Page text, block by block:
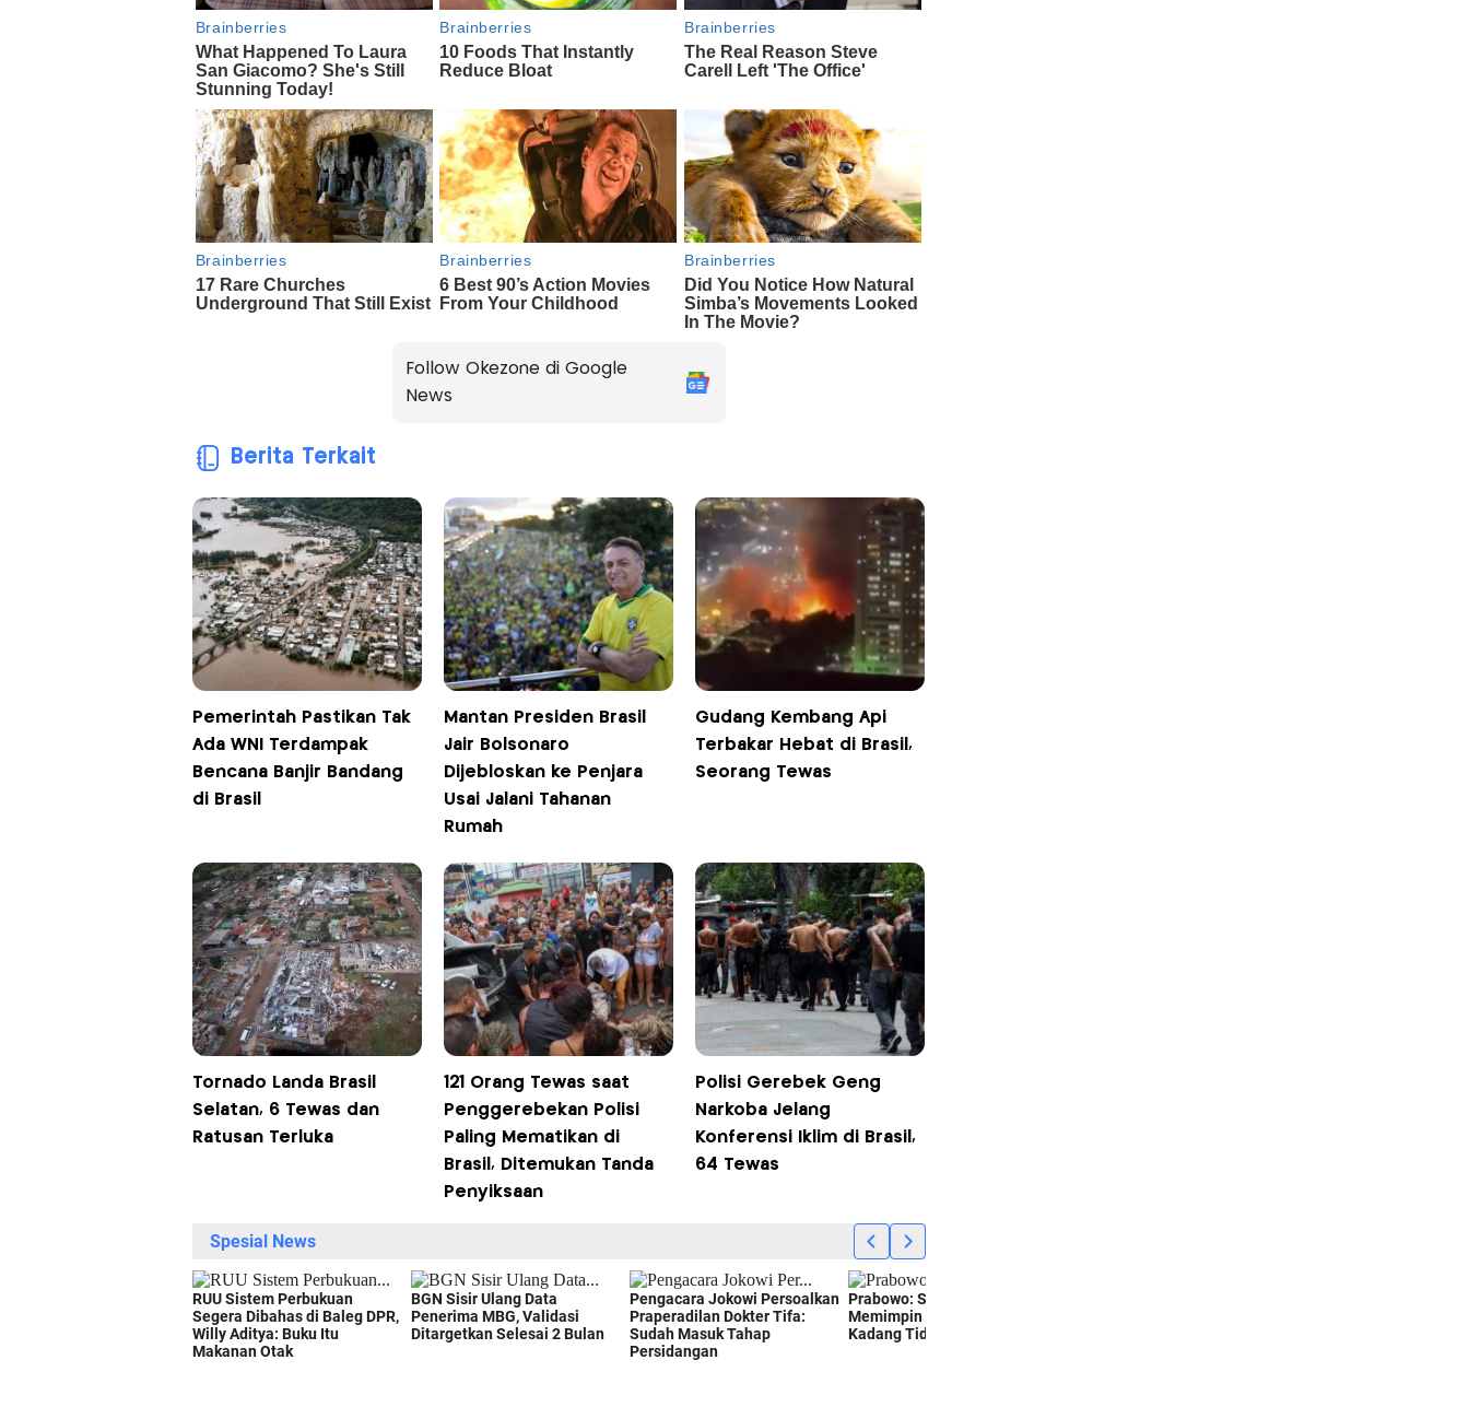
Follow Okezone di Google
News
Berita Terkait
Pemerintah Pastikan Tak
Ada WNI Terdampak
Bencana Banjir Bandang
di Brasil
Mantan Presiden Brasil
Jair Bolsonaro
Dijebloskan ke Penjara
Usai Jalani Tahanan
Rumah
Gudang Kembang Api
Terbakar Hebat di Brasil,
Seorang Tewas
Tornado Landa Brasil
Selatan, 6 Tewas dan
Ratusan Terluka
121 Orang Tewas saat
Penggerebekan Polisi
Paling Mematikan di
Brasil, Ditemukan Tanda
Penyiksaan
Polisi Gerebek Geng
Narkoba Jelang
Konferensi Iklim di Brasil,
64 Tewas